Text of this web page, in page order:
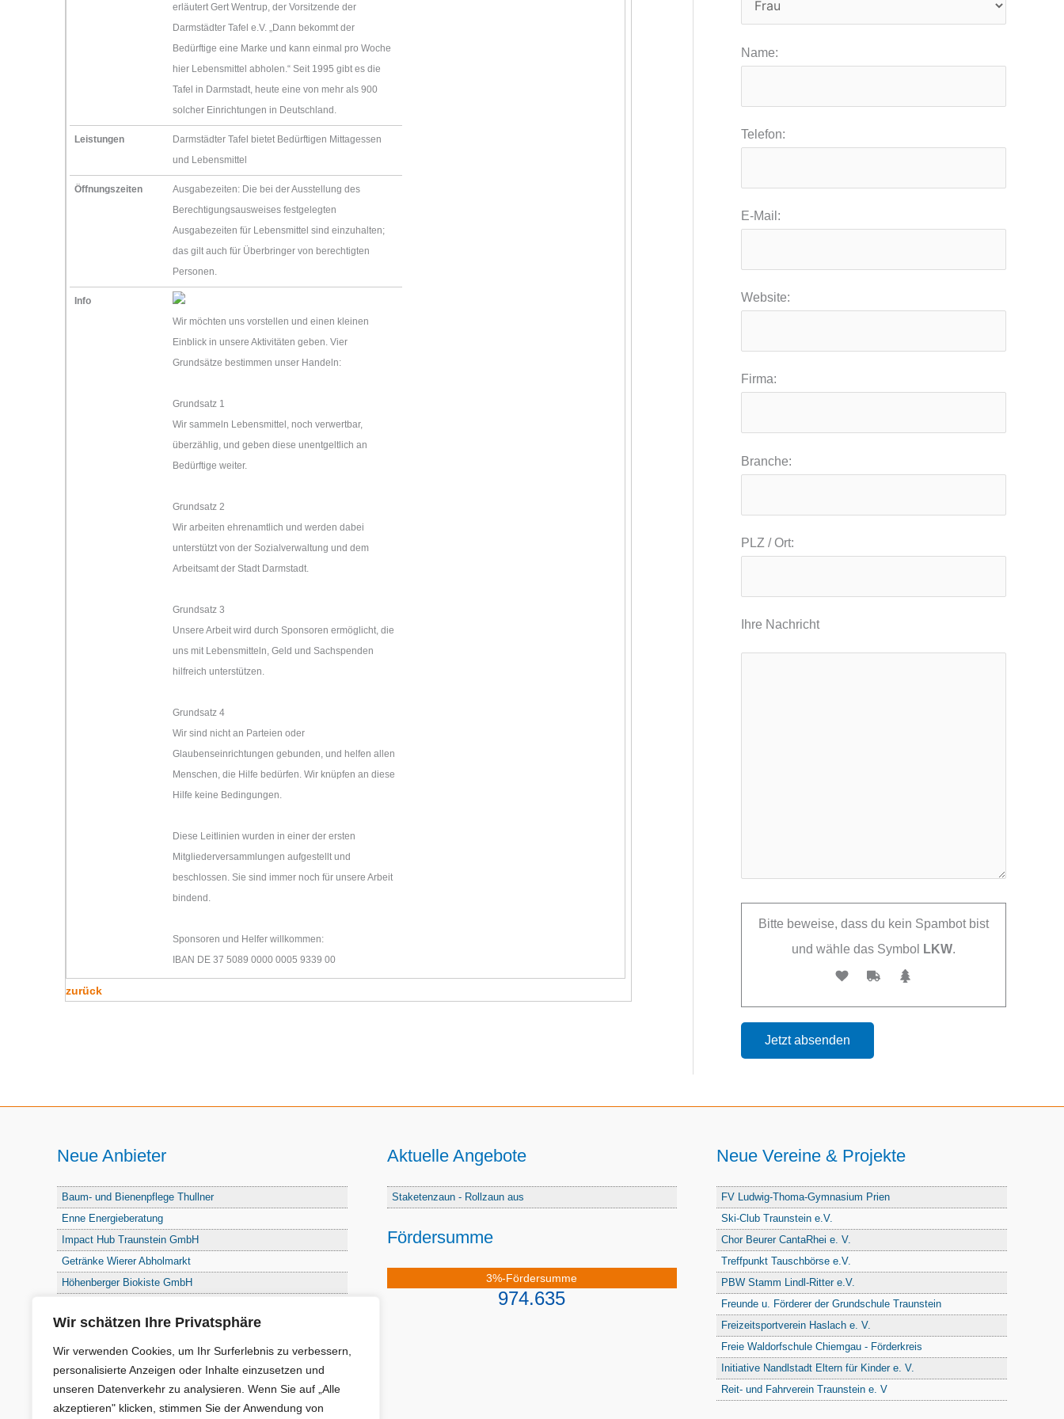
Wir schätzen Ihre Privatsphäre
Wir verwenden Cookies, um Ihr Surferlebnis zu verbessern,
personalisierte Anzeigen oder Inhalte einzusetzen und
unseren Datenverkehr zu analysieren. Wenn Sie auf „Alle
akzeptieren" klicken, stimmen Sie der Anwendung von
erläutert Gert Wentrup, der Vorsitzende der
Darmstädter Tafel e.V. „Dann bekommt der
Bedürftige eine Marke und kann einmal pro Woche
hier Lebensmittel abholen.“ Seit 1995 gibt es die
Tafel in Darmstadt, heute eine von mehr als 900
solcher Einrichtungen in Deutschland.
Leistungen
Darmstädter Tafel bietet Bedürftigen Mittagessen
und Lebensmittel
Öffnungszeiten
Ausgabezeiten: Die bei der Ausstellung des
Berechtigungsausweises festgelegten
Ausgabezeiten für Lebensmittel sind einzuhalten;
das gilt auch für Überbringer von berechtigten
Personen.
Info
Wir möchten uns vorstellen und einen kleinen
Einblick in unsere Aktivitäten geben. Vier
Grundsätze bestimmen unser Handeln:
Grundsatz 1
Wir sammeln Lebensmittel, noch verwertbar,
überzählig, und geben diese unentgeltlich an
Bedürftige weiter.
Grundsatz 2
Wir arbeiten ehrenamtlich und werden dabei
unterstützt von der Sozialverwaltung und dem
Arbeitsamt der Stadt Darmstadt.
Grundsatz 3
Unsere Arbeit wird durch Sponsoren ermöglicht, die
uns mit Lebensmitteln, Geld und Sachspenden
hilfreich unterstützen.
Grundsatz 4
Wir sind nicht an Parteien oder
Glaubenseinrichtungen gebunden, und helfen allen
Menschen, die Hilfe bedürfen. Wir knüpfen an diese
Hilfe keine Bedingungen.
Diese Leitlinien wurden in einer der ersten
Mitgliederversammlungen aufgestellt und
beschlossen. Sie sind immer noch für unsere Arbeit
bindend.
Sponsoren und Helfer willkommen:
IBAN DE 37 5089 0000 0005 9339 00
zurück
Name:
Telefon:
E-Mail:
Website:
Firma:
Branche:
PLZ / Ort:
Ihre Nachricht
Bitte beweise, dass du kein Spambot bist
und wähle das Symbol
LKW.
Neue Anbieter
Baum- und Bienenpflege Thullner
Enne Energieberatung
Impact Hub Traunstein GmbH
Getränke Wierer Abholmarkt
Höhenberger Biokiste GmbH
EnergieSPARberatung Chiemgau
Checkers Jungle Hut
Wochinger Brauhaus
RGGR Regionalgemüse
Aktuelle Angebote
Staketenzaun - Rollzaun aus
Fördersumme
3%-Fördersumme
974.635
Neue Vereine & Projekte
FV Ludwig-Thoma-Gymnasium Prien
Ski-Club Traunstein e.V.
Chor Beurer CantaRhei e. V.
Treffpunkt Tauschbörse e.V.
PBW Stamm Lindl-Ritter e.V.
Freunde u. Förderer der Grundschule Traunstein
Freizeitsportverein Haslach e. V.
Freie Waldorfschule Chiemgau - Förderkreis
Initiative Nandlstadt Eltern für Kinder e. V.
Reit- und Fahrverein Traunstein e. V